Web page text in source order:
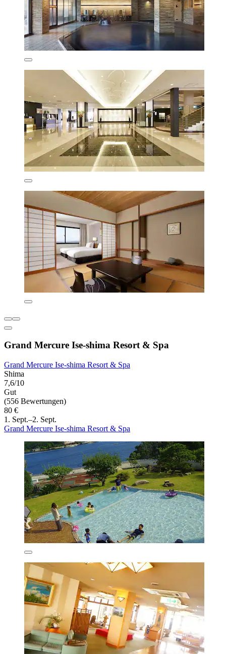
Grand Mercure Ise-shima Resort & Spa
Grand Mercure Ise-shima Resort & Spa
Shima
7,6/10
Gut
(556 Bewertungen)
80 €
1. Sept.–2. Sept.
Grand Mercure Ise-shima Resort & Spa